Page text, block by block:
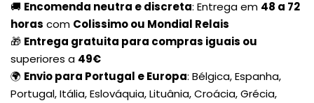
🚚 Encomenda neutra e discreta: Entrega em 48 a 72
horas com Colissimo ou Mondial Relais
🎁 Entrega gratuita para compras iguais ou
superiores a 49€
🌍 Envio para Portugal e Europa: Bélgica, Espanha,
Portugal, Itália, Eslováquia, Lituânia, Croácia, Grécia,